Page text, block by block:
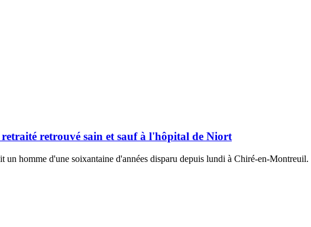
retrouvé sain et sauf à l'hôpital de Niort
un homme d'une soixantaine d'années disparu depuis lundi à Chiré-en-Montreuil.